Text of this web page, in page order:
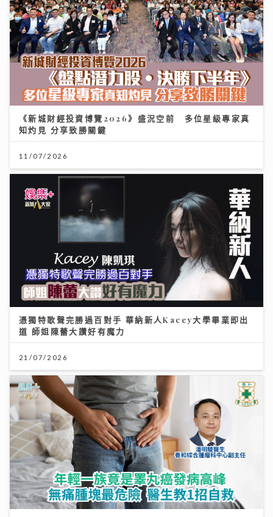
《新城財經投資博覽2026》盛況空前 多位星級專家真
知灼見 分享致勝關鍵
11/07/2026
憑獨特歌聲完勝過百對手 華納新人Kacey大學畢業即出
道 師姐陳蕾大讚好有魔力
21/07/2026